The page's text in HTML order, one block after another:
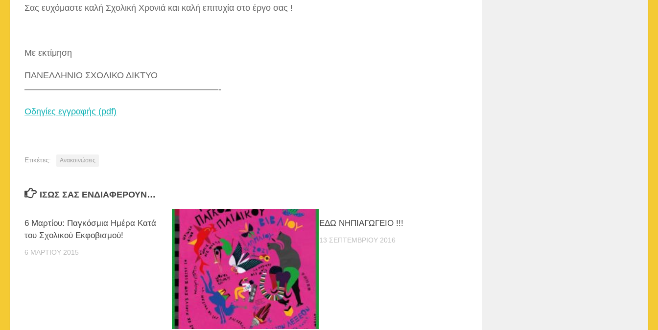
Σας ευχόμαστε καλή Σχολική Χρονιά και καλή επιτυχία στο έργο σας !
Με εκτίμηση
ΠΑΝΕΛΛΗΝΙΟ ΣΧΟΛΙΚΟ ΔΙΚΤΥΟ
——————————————————————-
Οδηγίες εγγραφής (pdf)
Ετικέτες: Ανακοινώσεις
ΊΣΩΣ ΣΑΣ ΕΝΔΙΑΦΈΡΟΥΝ…
6 Μαρτίου: Παγκόσμια Ημέρα Κατά
του Σχολικού Εκφοβισμού!
6 ΜΑΡΤΊΟΥ 2015
ΕΔΩ ΝΗΠΙΑΓΩΓΕΙΟ !!!
13 ΣΕΠΤΕΜΒΡΊΟΥ 2016